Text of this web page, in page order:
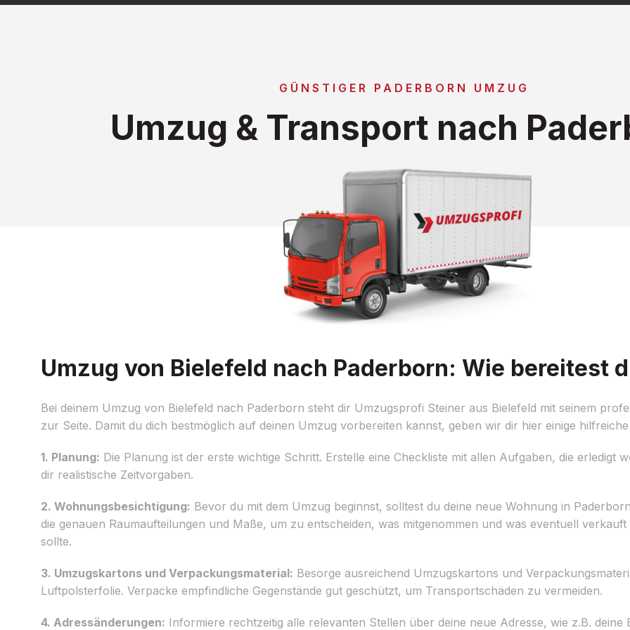
GÜNSTIGER PADERBORN UMZUG
Umzug & Transport nach
Umzug von Bielefeld nach Paderborn: Wie bereitest
Bei deinem Umzug von Bielefeld nach Paderborn steht dir Umzugsprofi Steiner aus Bielefeld mit seinem
zur Seite. Damit du dich bestmöglich auf deinen Umzug vorbereiten kannst, geben wir dir hier einige
1. Planung: Die Planung ist der erste wichtige Schritt. Erstelle eine Checkliste mit allen Aufgaben, die erledigt
dir realistische Zeitvorgaben.
2. Wohnungsbesichtigung: Bevor du mit dem Umzug beginnst, solltest du deine neue Wohnung in
die genauen Raumaufteilungen und Maße, um zu entscheiden, was mitgenommen und was eventuell
sollte.
3. Umzugskartons und Verpackungsmaterial: Besorge ausreichend Umzugskartons und
Luftpolsterfolie. Verpacke empfindliche Gegenstände gut geschützt, um Transportschäden zu vermeiden.
4. Adressänderungen: Informiere rechtzeitig alle relevanten Stellen über deine neue Adresse, wie z.B. deine